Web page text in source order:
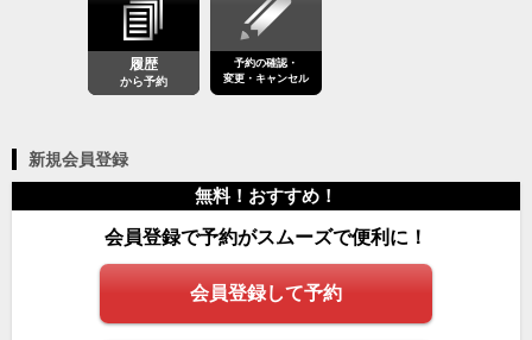
履歴
から予約
予約の確認・
変更・キャンセル
新規会員登録
無料！おすすめ！
会員登録で予約がスムーズで便利に！
会員登録して予約